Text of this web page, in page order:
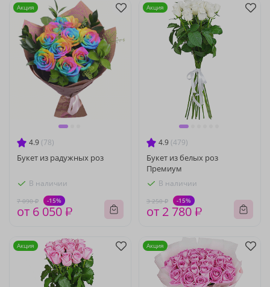
4.9 (78)
Букет из радужных роз
В наличии
7 090 ₽ -15%
от 6 050 ₽
Акция
4.9 (479)
Букет из белых роз
Премиум
В наличии
3 250 ₽ -15%
от 2 780 ₽
Акция
Акция Акция